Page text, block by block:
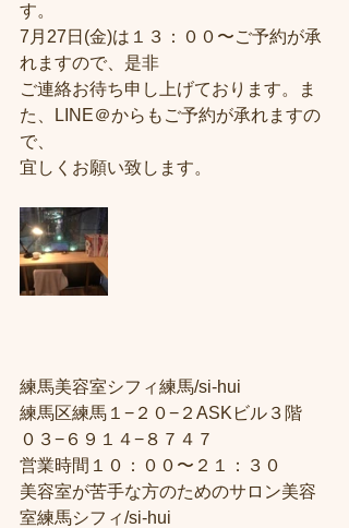
す。
7月27日(金)は１３：００〜ご予約が承
れますので、是非
ご連絡お待ち申し上げております。ま
た、LINE＠からもご予約が承れますの
で、
宜しくお願い致します。
練馬美容室シフィ練馬/si-hui
練馬区練馬１−２０−２ASKビル３階
０３−６９１４−８７４７
営業時間１０：００〜２１：３０
美容室が苦手な方のためのサロン美容
室練馬シフィ/si-hui